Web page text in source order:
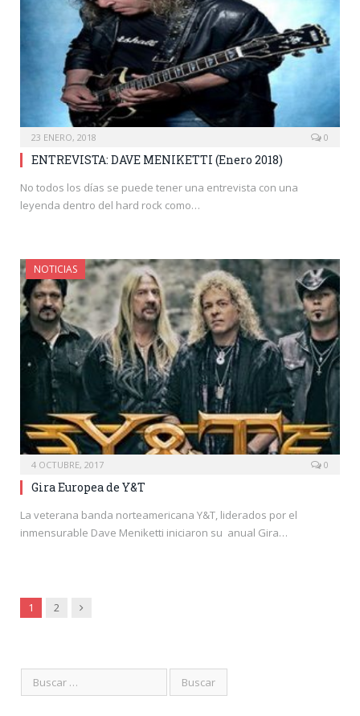
23 ENERO, 2018 0
ENTREVISTA: DAVE MENIKETTI (Enero 2018)
No todos los días se puede tener una entrevista con una
leyenda dentro del hard rock como…
NOTICIAS
4 OCTUBRE, 2017 0
Gira Europea de Y&T
La veterana banda norteamericana Y&T, liderados por el
inmensurable Dave Meniketti iniciaron su anual Gira…
1 2 Siguiente